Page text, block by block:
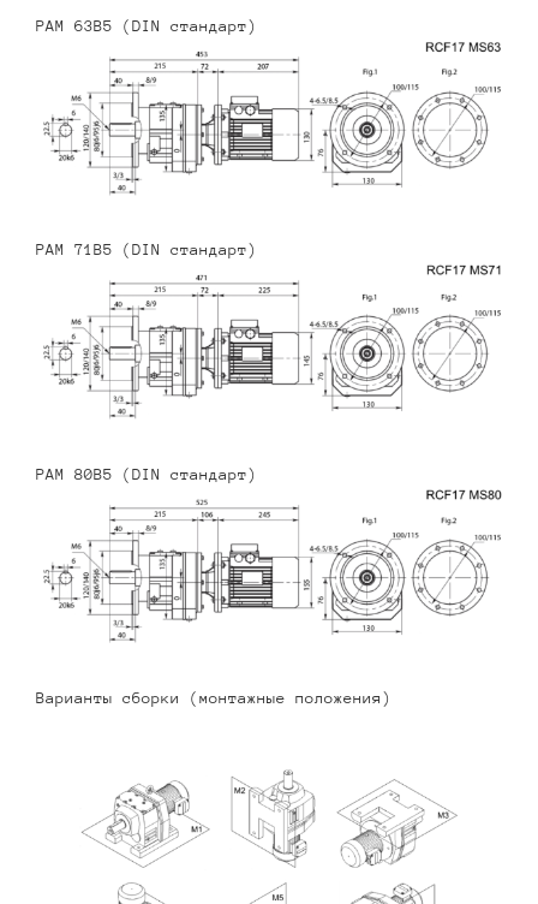
PAM 63B5 (DIN стандарт)
PAM 71B5 (DIN стандарт)
PAM 80B5 (DIN стандарт)
Варианты сборки (монтажные положения)